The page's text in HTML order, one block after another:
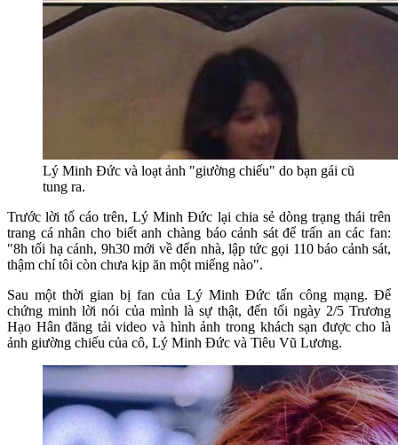
Lý Minh Đức và loạt ảnh "giường chiếu" do bạn gái cũ
tung ra.
Trước lời tố cáo trên, Lý Minh Đức lại chia sẻ dòng trạng thái trên
trang cá nhân cho biết anh chàng báo cảnh sát để trấn an các fan:
"8h tối hạ cánh, 9h30 mới về đến nhà, lập tức gọi 110 báo cảnh sát,
thậm chí tôi còn chưa kịp ăn một miếng nào".
Sau một thời gian bị fan của Lý Minh Đức tấn công mạng. Để
chứng minh lời nói của mình là sự thật, đến tối ngày 2/5 Trương
Hạo Hân đăng tải video và hình ảnh trong khách sạn được cho là
ảnh giường chiếu của cô, Lý Minh Đức và Tiêu Vũ Lương.